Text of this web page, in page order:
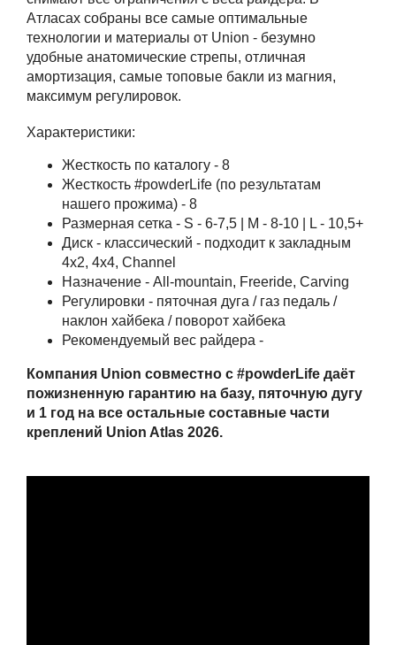
Атласах собраны все самые оптимальные
технологии и материалы от Union - безумно
удобные анатомические стрепы, отличная
амортизация, самые топовые бакли из магния,
максимум регулировок.
Характеристики:
Жесткость по каталогу - 8
Жесткость #powderLife (по результатам
нашего прожима) - 8
Размерная сетка - S - 6-7,5 | M - 8-10 | L - 10,5+
Диск - классический - подходит к закладным
4x2, 4x4, Channel
Назначение - All-mountain, Freeride, Carving
Регулировки - пяточная дуга / газ педаль /
наклон хайбека / поворот хайбека
Рекомендуемый вес райдера -
Компания Union совместно с #powderLife даёт
пожизненную гарантию на базу, пяточную дугу
и 1 год на все остальные составные части
креплений Union Atlas 2026.